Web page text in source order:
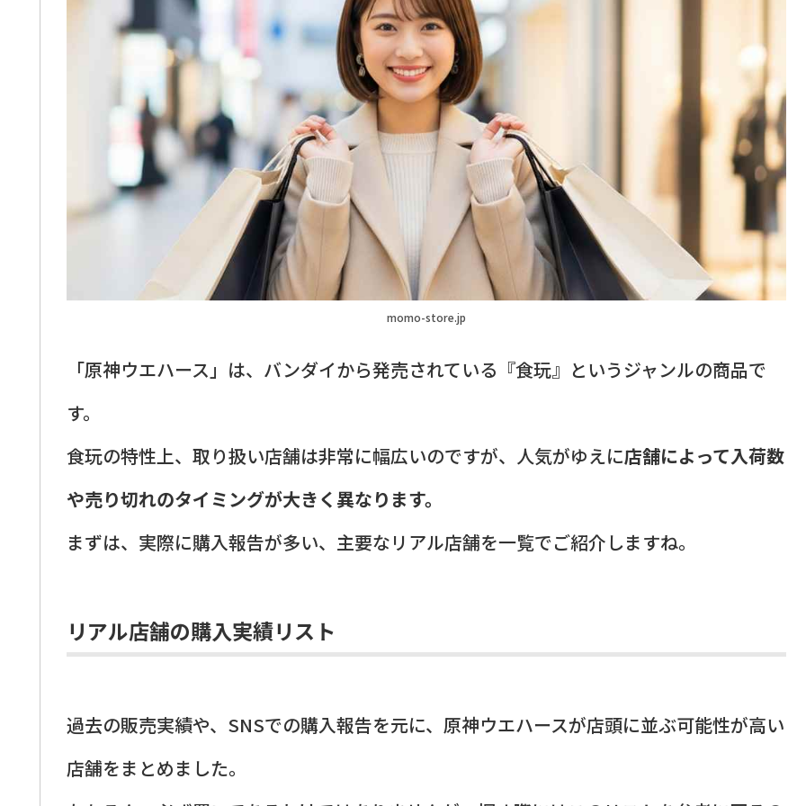
momo-store.jp
「原神ウエハース」は、バンダイから発売されている『食玩』というジャンルの商品で
す。
食玩の特性上、取り扱い店舗は非常に幅広いのですが、人気がゆえに店舗によって入荷数
や売り切れのタイミングが大きく異なります。
まずは、実際に購入報告が多い、主要なリアル店舗を一覧でご紹介しますね。
リアル店舗の購入実績リスト
過去の販売実績や、SNSでの購入報告を元に、原神ウエハースが店頭に並ぶ可能性が高い
店舗をまとめました。